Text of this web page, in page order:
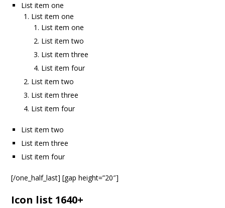
List item one
List item one
List item one
List item two
List item three
List item four
List item two
List item three
List item four
List item two
List item three
List item four
[/one_half_last] [gap height=”20″]
Icon list 1640+